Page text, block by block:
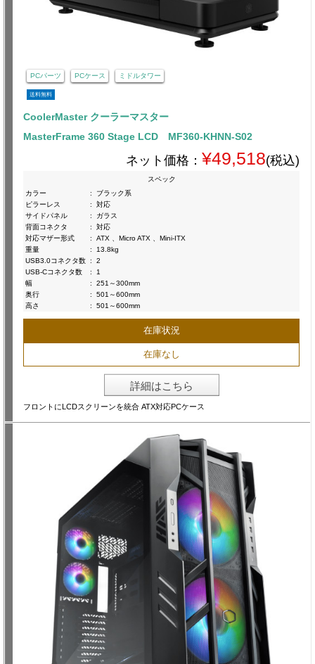
PCパーツ PCケース ミドルタワー
送料無料
CoolerMaster クーラーマスター
MasterFrame 360 Stage LCD MF360-KHNN-S02
ネット価格： ¥49,518(税込)
スペック
カラー
:
ブラック系
ピラーレス
:
対応
サイドパネル
:
ガラス
背面コネクタ
:
対応
対応マザー形式
:
ATX 、Micro ATX 、Mini-ITX
重量
:
13.8kg
USB3.0コネクタ数 :
2
USB-Cコネクタ数
:
1
幅
:
251～300mm
奥行
:
501～600mm
高さ
: 501～600mm
在庫状況
在庫なし
詳細はこちら
フロントにLCDスクリーンを統合 ATX対応PCケース